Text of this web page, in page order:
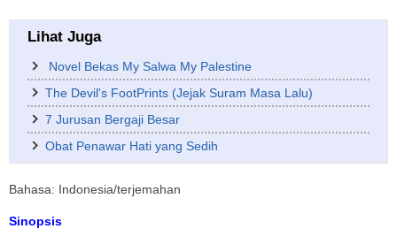
Lihat Juga
Novel Bekas My Salwa My Palestine
The Devil's FootPrints (Jejak Suram Masa Lalu)
7 Jurusan Bergaji Besar
Obat Penawar Hati yang Sedih
Bahasa: Indonesia/terjemahan
Sinopsis